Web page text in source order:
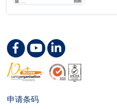
Footer
申请条码